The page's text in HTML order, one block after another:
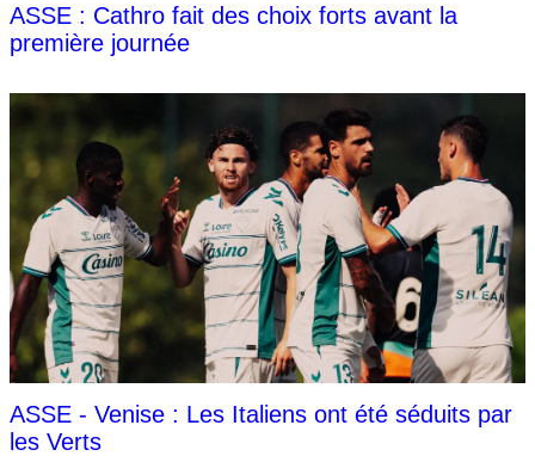
ASSE : Cathro fait des choix forts avant la
première journée
ASSE - Venise : Les Italiens ont été séduits par
les Verts